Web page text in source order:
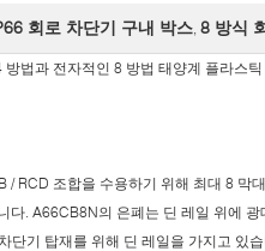
회로 차단기 구내 박스, 8 방식
법과 전자적인 8 방법 태양계 플라스
/ RCD 조합을 수용하기 위해 최대 8
다. A66CB8N의 은폐는 딘 레일 위에
단기 탑재를 위해 딘 레일을 가지고 있